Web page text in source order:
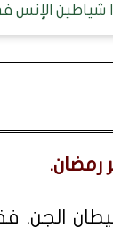
شياطين
رمضان.
الجن.